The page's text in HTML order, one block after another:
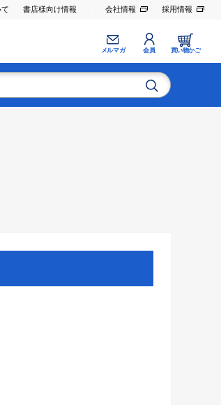
書店様向け情報 会社情報 採用情報
メルマガ 会員 買い物かご